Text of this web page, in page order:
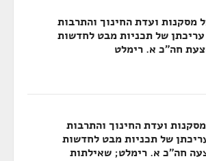
מסקנות ועדת החינוך והתרבות
של תכניות מבט לחדשות
חה"כ א. רימלט
ועדת החינוך והתרבות
של תכניות מבט לחדשות
חה"כ א. רימלט; שאילתות